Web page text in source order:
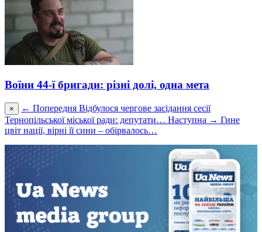
Воїни 44-ї бригади: різні долі, одна мета
× ← Попередня Відбулося чергове засідання сесії
Тернопільської міської ради: депутати… Наступна → Гине
цвіт нації, вірні її сини – обірвалось…